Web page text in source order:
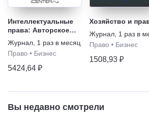
Интеллектуальные
права: Авторское
право. Патентное
право. Товарные
знаки
Журнал 1 раз в месяц
Право • Бизнес
5424,64 ₽
Хозяйство и
Журнал 1 раз в
Право • Бизнес
1508,93 ₽
Вы недавно смотрели